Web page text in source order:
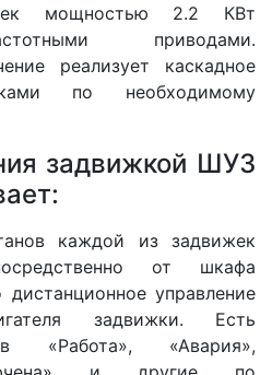
мощностью 2.2 КВт
приводами.
реализует каскадное
по необходимому
задвижкой ШУЗ
каждой из задвижек
от шкафа
управление
задвижки. Есть
«Работа», «Авария»,